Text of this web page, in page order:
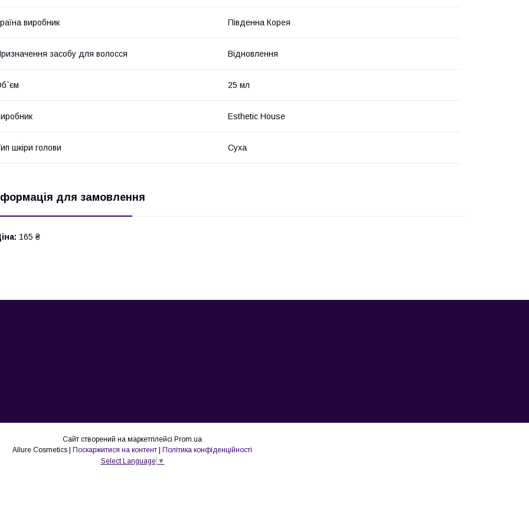
виробник Південна Корея
засобу для волосся Відновлення
25 мл
Esthetic House
шкіри голови Суха
для замовлення
165 ₴
Сайт створений на маркетплейсі Prom.ua
Поскаржитися на контент
Політика конфіденційності
Select Language ▼